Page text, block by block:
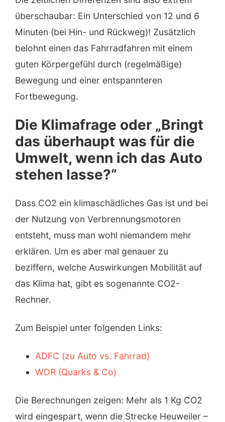
überschaubar: Ein Unterschied von 12 und 6
Minuten (bei Hin- und Rückweg)! Zusätzlich
belohnt einen das Fahrradfahren mit einem
guten Körpergefühl durch (regelmäßige)
Bewegung und einer entspannteren
Fortbewegung.
Die Klimafrage oder „Bringt
das überhaupt was für die
Umwelt, wenn ich das Auto
stehen lasse?“
Dass CO2 ein klimaschädliches Gas ist und bei
der Nutzung von Verbrennungsmotoren
entsteht, muss man wohl niemandem mehr
erklären. Um es aber mal genauer zu
beziffern, welche Auswirkungen Mobilität auf
das Klima hat, gibt es sogenannte CO2-
Rechner.
Zum Beispiel unter folgenden Links:
ADFC (zu Auto vs. Fahrrad)
WDR (Quarks & Co)
Die Berechnungen zeigen: Mehr als 1 Kg CO2
wird eingespart, wenn die Strecke Heuweiler –